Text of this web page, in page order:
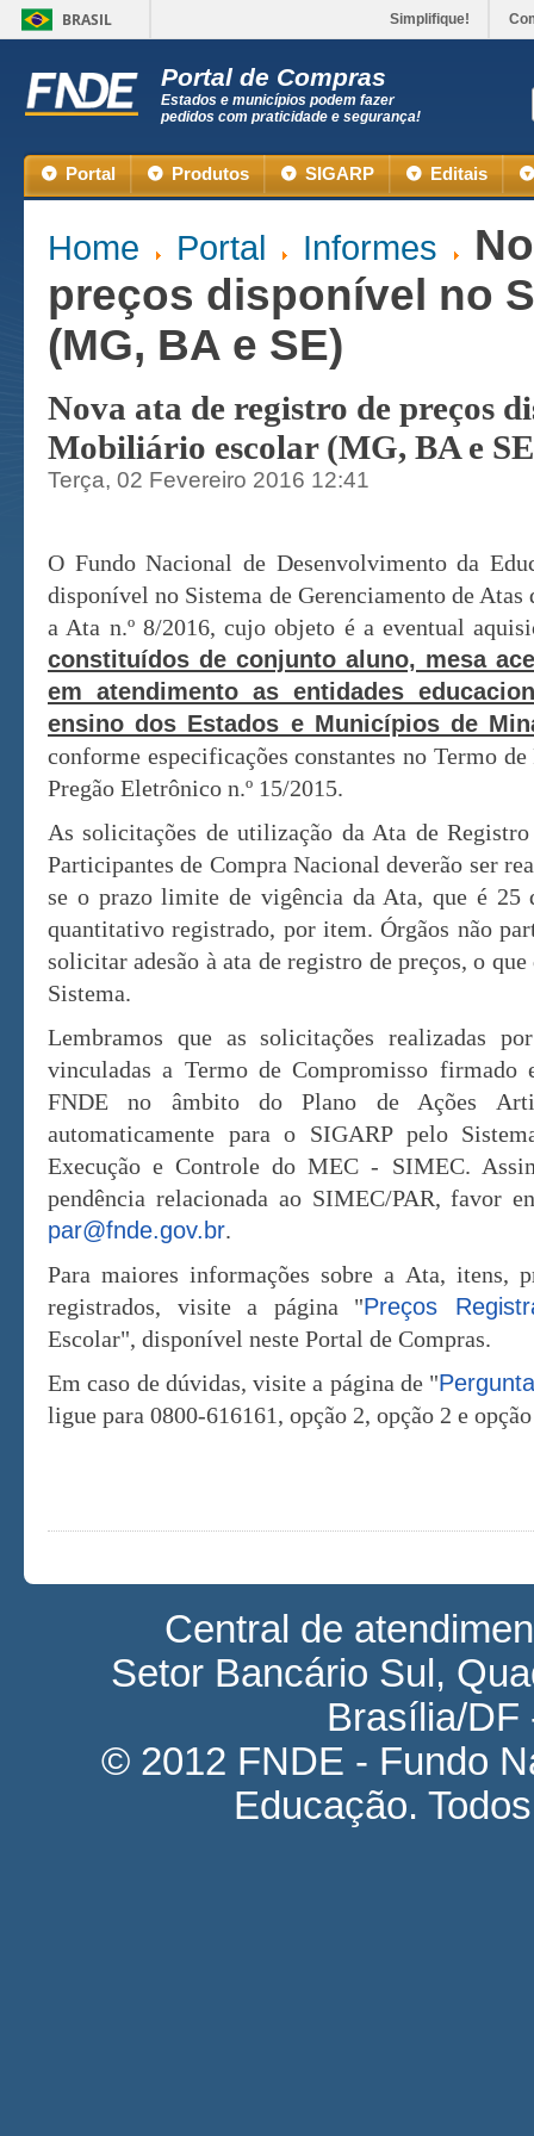
BRASIL Simplifique!
Portal de Compras
Estados e municípios podem fazer
pedidos com praticidade e segurança!
Portal Produtos SIGARP Editais
Home Portal Informes
preços disponível no
(MG, BA e SE)
Nova ata de registro de preços
Mobiliário escolar (MG, BA e
Terça, 02 Fevereiro 2016 12:41
O Fundo Nacional de Desenvolvimento da
disponível no Sistema de Gerenciamento de
a Ata n.º 8/2016, cujo objeto é a eventual
constituídos de conjunto aluno, mesa
em atendimento as entidades
ensino dos Estados e Municípios de
conforme especificações constantes no Termo
Pregão Eletrônico n.º 15/2015.
As solicitações de utilização da Ata de
Participantes de Compra Nacional deverão ser
se o prazo limite de vigência da Ata, que é 25
quantitativo registrado, por item. Órgãos não
solicitar adesão à ata de registro de preços, o
Sistema.
Lembramos que as solicitações realizadas
vinculadas a Termo de Compromisso
FNDE no âmbito do Plano de Ações
automaticamente para o SIGARP pelo
Execução e Controle do MEC - SIMEC.
pendência relacionada ao SIMEC/PAR, favor
par@fnde.gov.br.
Para maiores informações sobre a Ata, itens,
registrados, visite a página "Preços
Escolar", disponível neste Portal de Compras.
Em caso de dúvidas, visite a página de "
ligue para 0800-616161, opção 2, opção 2 e
Central de
Setor Bancário Sul,
Brasília/DF
© 2012 FNDE - Fundo
Educação.